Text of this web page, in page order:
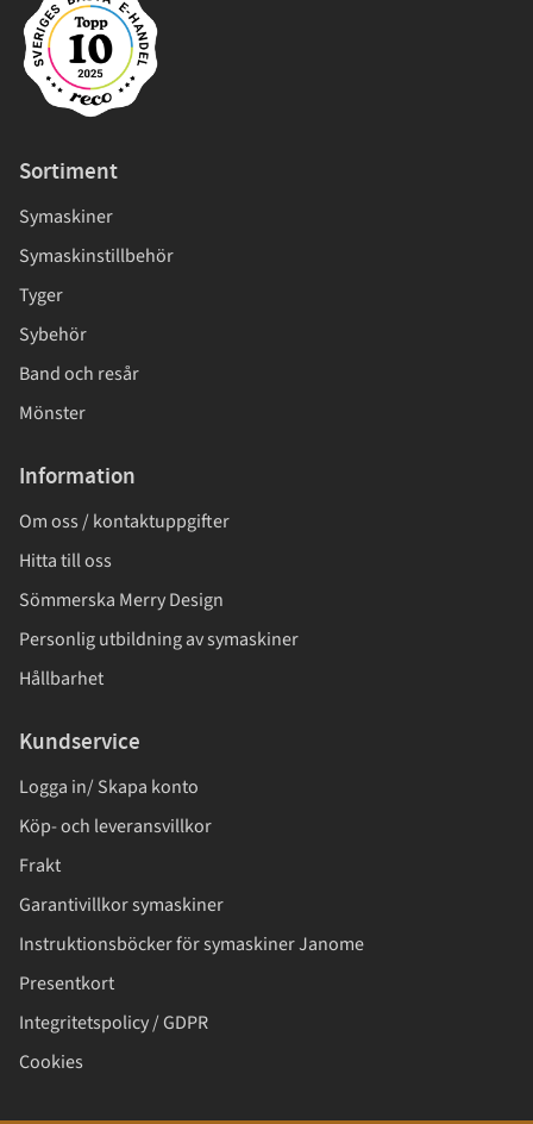
Sortiment
Symaskiner
Symaskinstillbehör
Tyger
Sybehör
Band och resår
Mönster
Information
Om oss / kontaktuppgifter
Hitta till oss
Sömmerska Merry Design
Personlig utbildning av symaskiner
Hållbarhet
Kundservice
Logga in/ Skapa konto
Köp- och leveransvillkor
Frakt
Garantivillkor symaskiner
Instruktionsböcker för symaskiner Janome
Presentkort
Integritetspolicy / GDPR
Cookies